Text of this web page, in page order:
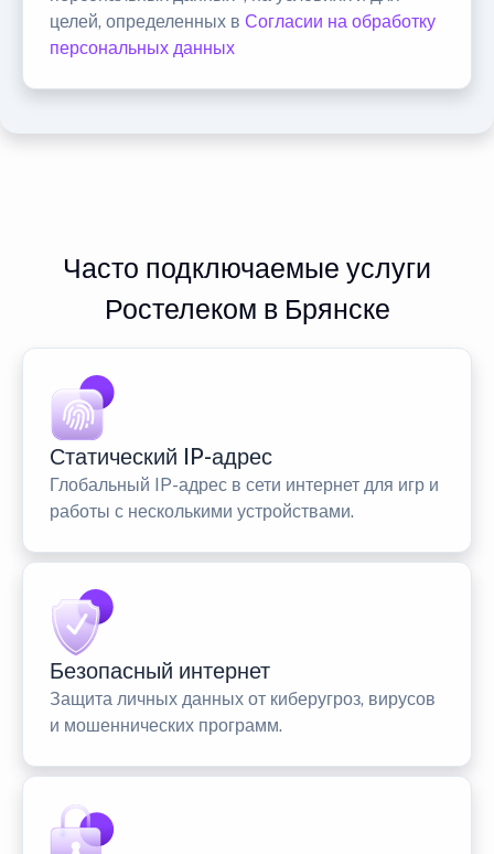
целей, определенных в Согласии на обработку
персональных данных
Часто подключаемые услуги
Ростелеком в Брянске
Статический IP-адрес
Глобальный IP-адрес в сети интернет для игр и
работы с несколькими устройствами.
Безопасный интернет
Защита личных данных от киберугроз, вирусов
и мошеннических программ.